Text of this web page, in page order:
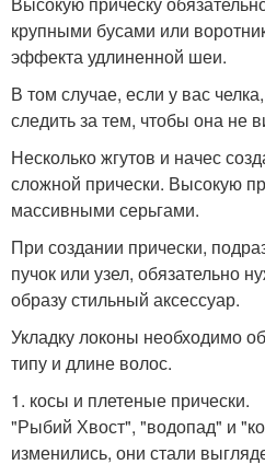
крупными бусами или
эффекта удлиненной шеи.
В том случае, если у вас
следить за тем, чтобы она не
Несколько жгутов и начес
сложной прически. Высокую
массивными серьгами.
При создании прически,
пучок или узел, обязательно
образу стильный аксессуар.
Укладку локоны необходимо
типу и длине волос.
1. косы и плетеные прически.
"Рыбий Хвост", "водопад" и
изменились, они стали